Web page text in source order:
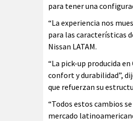
para tener una
“La experiencia nos
para las características
Nissan LATAM.
“La pick-up producida
confort y durabilidad”,
que refuerzan su
“Todos estos cambios
mercado